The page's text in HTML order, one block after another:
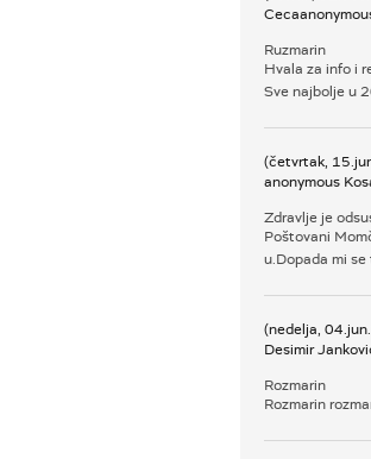
Ruzmarin
Hvala za info i
Sve najbolje u
(četvrtak,
anonymous
Zdravlje je
Poštovani
u.Dopada mi
(nedelja,
Desimir
Rozmarin
Rozmarin